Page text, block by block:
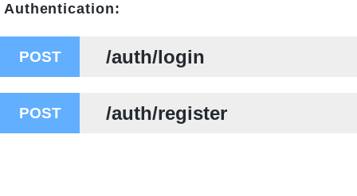
Authentication:
POST /auth/login
POST /auth/register